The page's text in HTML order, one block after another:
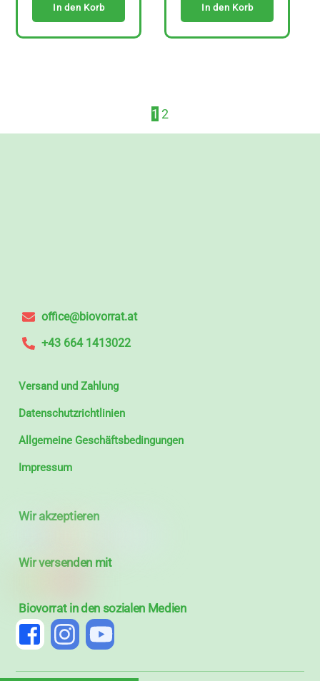
In den Korb In den Korb
1 2
office@biovorrat.at
+43 664 1413022
Versand und Zahlung
Datenschutzrichtlinien
Allgemeine Geschäftsbedingungen
Impressum
Wir akzeptieren
Wir versenden mit
Biovorrat in den sozialen Medien